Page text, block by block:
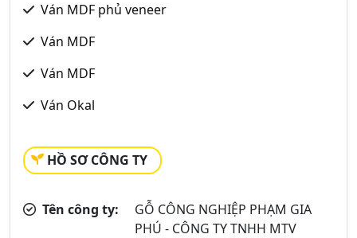
Ván MDF phủ veneer
Ván MDF
Ván MDF
Ván Okal
HỒ SƠ CÔNG TY
Tên công ty:
GỖ CÔNG NGHIỆP PHẠM GIA
PHÚ - CÔNG TY TNHH MTV